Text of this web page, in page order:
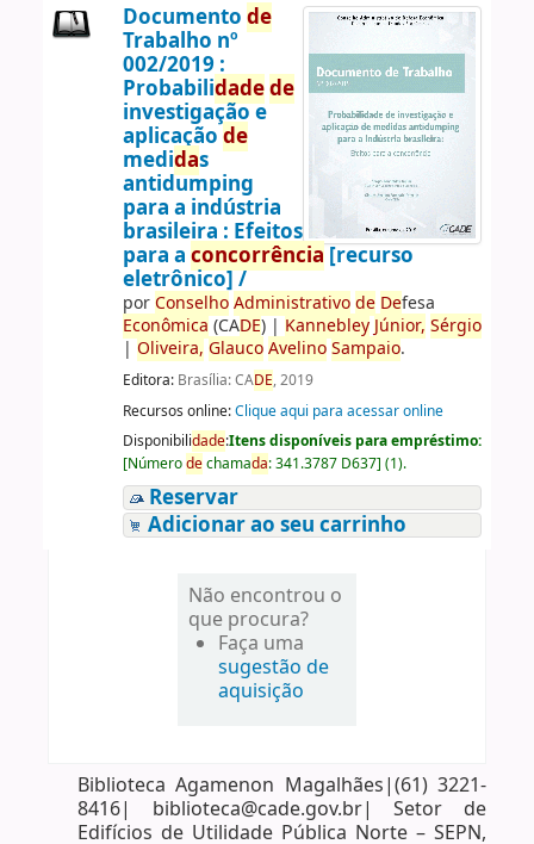
Documento de
Trabalho nº
002/2019 :
Probabilidadede
investigação e
aplicação de
medidas
antidumping
para a indústria
brasileira : Efeitos
para a concorrência [recurso
eletrônico] /
porConselho Administrativo de Defesa
Econômica (CADE)| Kannebley Júnior, Sérgio
| Oliveira, Glauco Avelino Sampaio.
Editora: Brasília: CADE, 2019
Recursos online:Clique aqui para acessar online
Disponibilidade:Itens disponíveis para empréstimo:
[Númerodechamada:341.3787 D637] (1).
Reservar
Adicionar ao seu carrinho
Não encontrou o
que procura?
Faça uma
sugestão de
aquisição
Biblioteca Agamenon Magalhães|(61) 3221-
8416| biblioteca@cade.gov.br| Setor de
Edifícios de Utilidade Pública Norte – SEPN,